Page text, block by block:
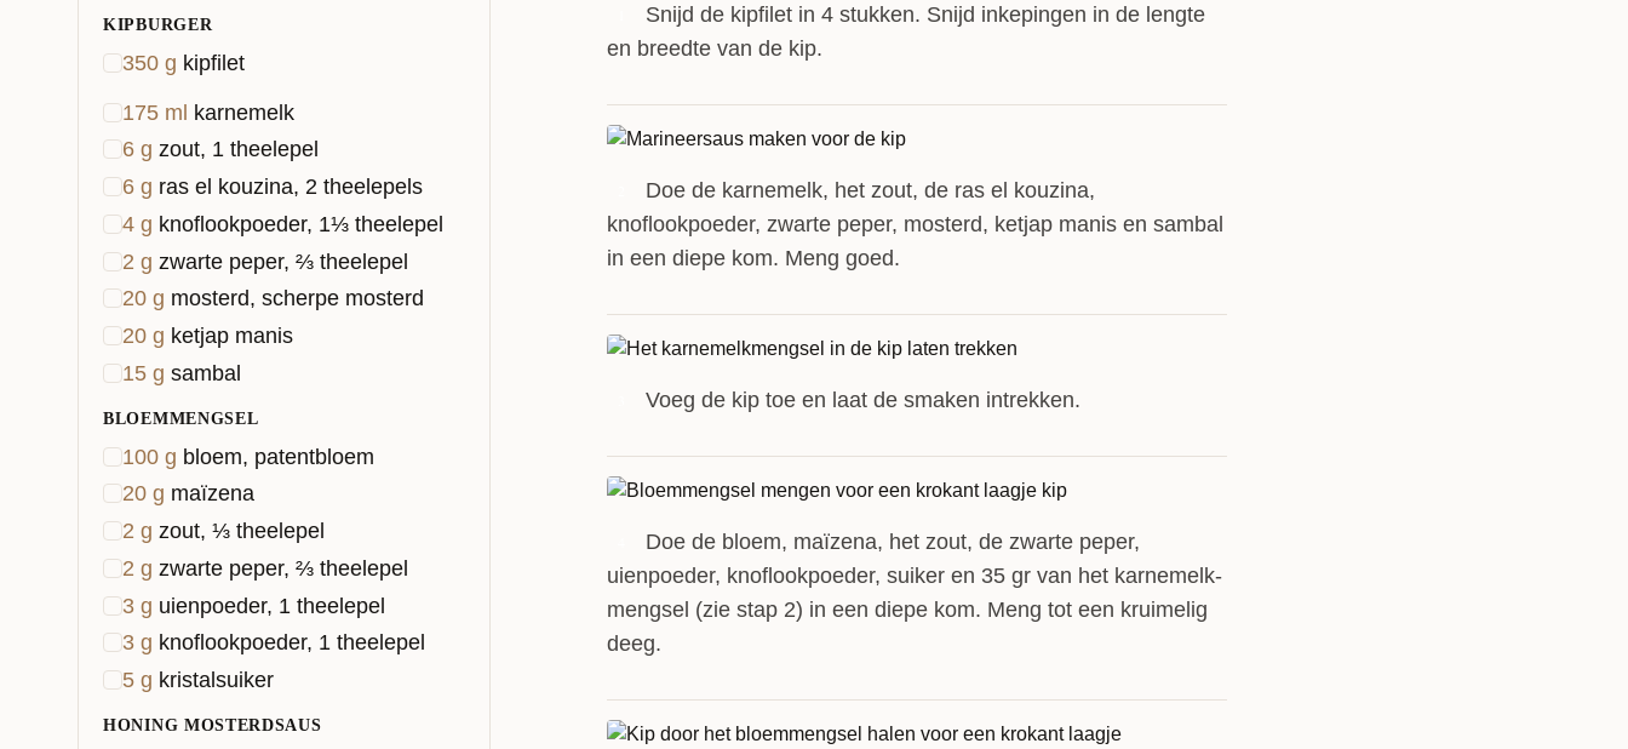
KIPBURGER
350 g kipfilet
175 ml karnemelk
6 g zout, 1 theelepel
6 g ras el kouzina, 2 theelepels
4 g knoflookpoeder, 1⅓ theelepel
2 g zwarte peper, ⅔ theelepel
20 g mosterd, scherpe mosterd
20 g ketjap manis
15 g sambal
BLOEMMENGSEL
100 g bloem, patentbloem
20 g maïzena
2 g zout, ⅓ theelepel
2 g zwarte peper, ⅔ theelepel
3 g uienpoeder, 1 theelepel
3 g knoflookpoeder, 1 theelepel
5 g kristalsuiker
HONING MOSTERDSAUS
Snijd de kipfilet in 4 stukken. Snijd inkepingen in de lengte
en breedte van de kip.
Doe de karnemelk, het zout, de ras el kouzina,
knoflookpoeder, zwarte peper, mosterd, ketjap manis en sambal
in een diepe kom. Meng goed.
Voeg de kip toe en laat de smaken intrekken.
Doe de bloem, maïzena, het zout, de zwarte peper,
uienpoeder, knoflookpoeder, suiker en 35 gr van het karnemelk-
mengsel (zie stap 2) in een diepe kom. Meng tot een kruimelig
deeg.